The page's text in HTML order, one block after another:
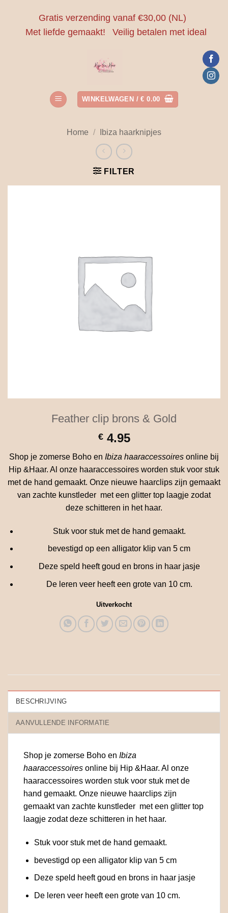
Gratis verzending vanaf €30,00 (NL)
Met liefde gemaakt!
Veilig betalen met ideal
WINKELWAGEN /€ 0.00
Home / Ibiza haarknipjes
FILTER
Feather clip brons & Gold
€4.95
Shop je zomerse Boho en Ibiza haaraccessoires online bij
Hip &Haar. Al onze haaraccessoires worden stuk voor stuk
met de hand gemaakt. Onze nieuwe haarclips zijn gemaakt
van zachte kunstleder met een glitter top laagje zodat
deze schitteren in het haar.
Stuk voor stuk met de hand gemaakt.
bevestigd op een alligator klip van 5 cm
Deze speld heeft goud en brons in haar jasje
De leren veer heeft een grote van 10 cm.
Uitverkocht
BESCHRIJVING
AANVULLENDE INFORMATIE
Shop je zomerse Boho en Ibiza
haaraccessoires online bij Hip &Haar. Al onze
haaraccessoires worden stuk voor stuk met de
hand gemaakt. Onze nieuwe haarclips zijn
gemaakt van zachte kunstleder met een glitter top
laagje zodat deze schitteren in het haar.
Stuk voor stuk met de hand gemaakt.
bevestigd op een alligator klip van 5 cm
Deze speld heeft goud en brons in haar jasje
De leren veer heeft een grote van 10 cm.